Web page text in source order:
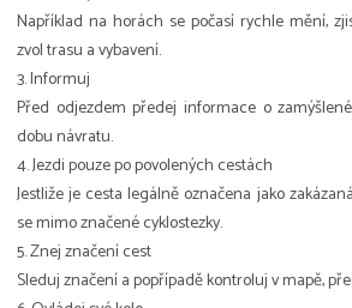
Například na horách se počasí rychle mění,
zvol trasu a vybavení.
3. Informuj
Před odjezdem předej informace o
dobu návratu.
4. Jezdi pouze po povolených cestách
Jestliže je cesta legálně označena jako
se mimo značené cyklostezky.
5. Znej značení cest
Sleduj značení a popřípadě kontroluj v mapě,